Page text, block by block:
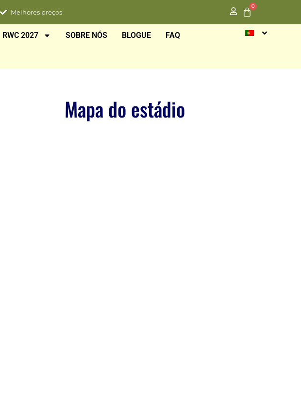
Melhores preços
0
RWC 2027 SOBRE NÓS BLOGUE FAQ
Mapa do estádio